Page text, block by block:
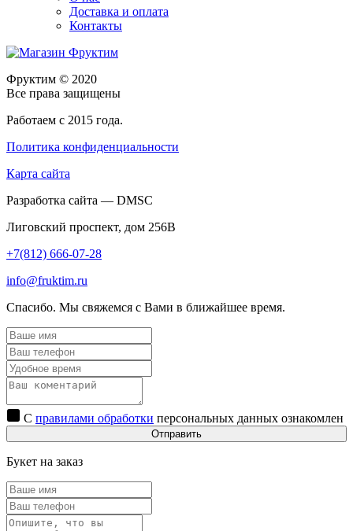
Доставка и оплата
Контакты
Фруктим © 2020
Все права защищены
Работаем с 2015 года.
Политика конфиденциальности
Карта сайта
Разработка сайта — DMSC
Лиговский проспект, дом 256В
+7(812) 666-07-28
info@fruktim.ru
Спасибо. Мы свяжемся с Вами в ближайшее время.
С правилами обработки персональных данных ознакомлен
Отправить
Букет на заказ